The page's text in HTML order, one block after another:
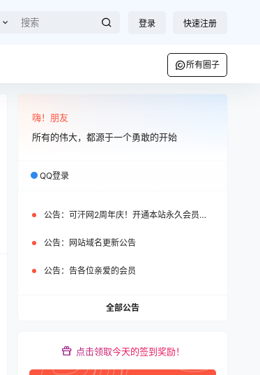
登录 快速注册
所有圈子
嗨！朋友
所有的伟大，都源于一个勇敢的开始
QQ登录
公告： 可汗网2周年庆！开通本站永久会员即可免费获赠WP之家永久会员
公告： 网站域名更新公告
公告： 告各位亲爱的会员
全部公告
点击领取今天的签到奖励！